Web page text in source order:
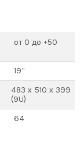
от 0 до +50
19”
483 х 510 х 399
(9U)
64